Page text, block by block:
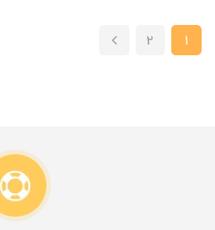
1
2